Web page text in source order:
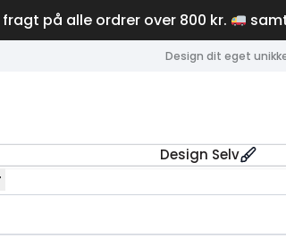
på alle ordrer over 800 kr.
Design dit eget
Design Selv